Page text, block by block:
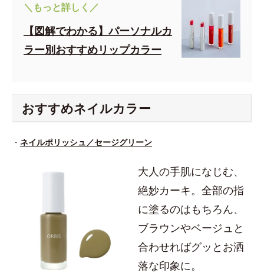
＼もっと詳しく／
【図解でわかる】パーソナルカ
ラー別おすすめリップカラー
おすすめネイルカラー
・ ネイルポリッシュ／セージグリーン
大人の手肌になじむ、
絶妙カーキ。全部の指
に塗るのはもちろん、
ブラウンやベージュと
合わせればグッとお洒
落な印象に。